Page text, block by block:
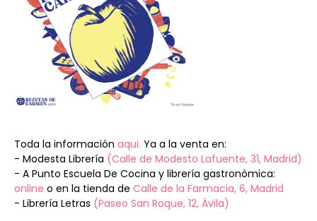
Toda la información aqui. Ya a la venta en:
- Modesta Librería (Calle de Modesto Lafuente, 31, Madrid)
- A Punto Escuela De Cocina y librería gastronómica:
online o en la tienda de Calle de la Farmacia, 6, Madrid
- Librería Letras (Paseo San Roque, 12, Ávila)